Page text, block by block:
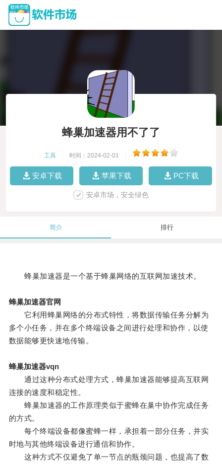
蜂巢加速器用不了了
工具 时间：2024-02-01
安卓下载 苹果下载 PC下载
安卓市场，安全绿色
简介 排行
蜂巢加速器是一个基于蜂巢网络的互联网加速技术。
蜂巢加速器官网
它利用蜂巢网络的分布式特性，将数据传输任务分解为
多个小任务，并在多个终端设备之间进行处理和协作，以使
数据能够更快速地传输。
蜂巢加速器vqn
通过这种分布式处理方式，蜂巢加速器能够提高互联网
连接的速度和稳定性。
蜂巢加速器的工作原理类似于蜜蜂在巢中协作完成任务
的方式。
每个终端设备都像蜜蜂一样，承担着一部分任务，并实
时地与其他终端设备进行通信和协作。
这种方式不仅避免了单一节点的瓶颈问题，也提高了数